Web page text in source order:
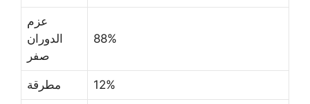
عزم
الدوران
صفر
88%
مطرقة 12%